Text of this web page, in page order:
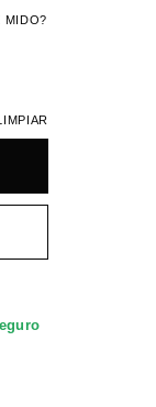
MIDO?
LIMPIAR